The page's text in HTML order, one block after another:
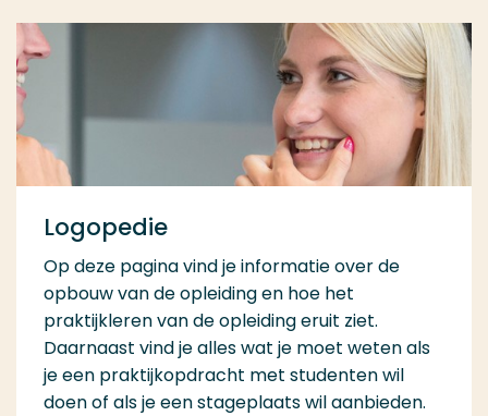
Logopedie
Op deze pagina vind je informatie over de
opbouw van de opleiding en hoe het
praktijkleren van de opleiding eruit ziet.
Daarnaast vind je alles wat je moet weten als
je een praktijkopdracht met studenten wil
doen of als je een stageplaats wil aanbieden.